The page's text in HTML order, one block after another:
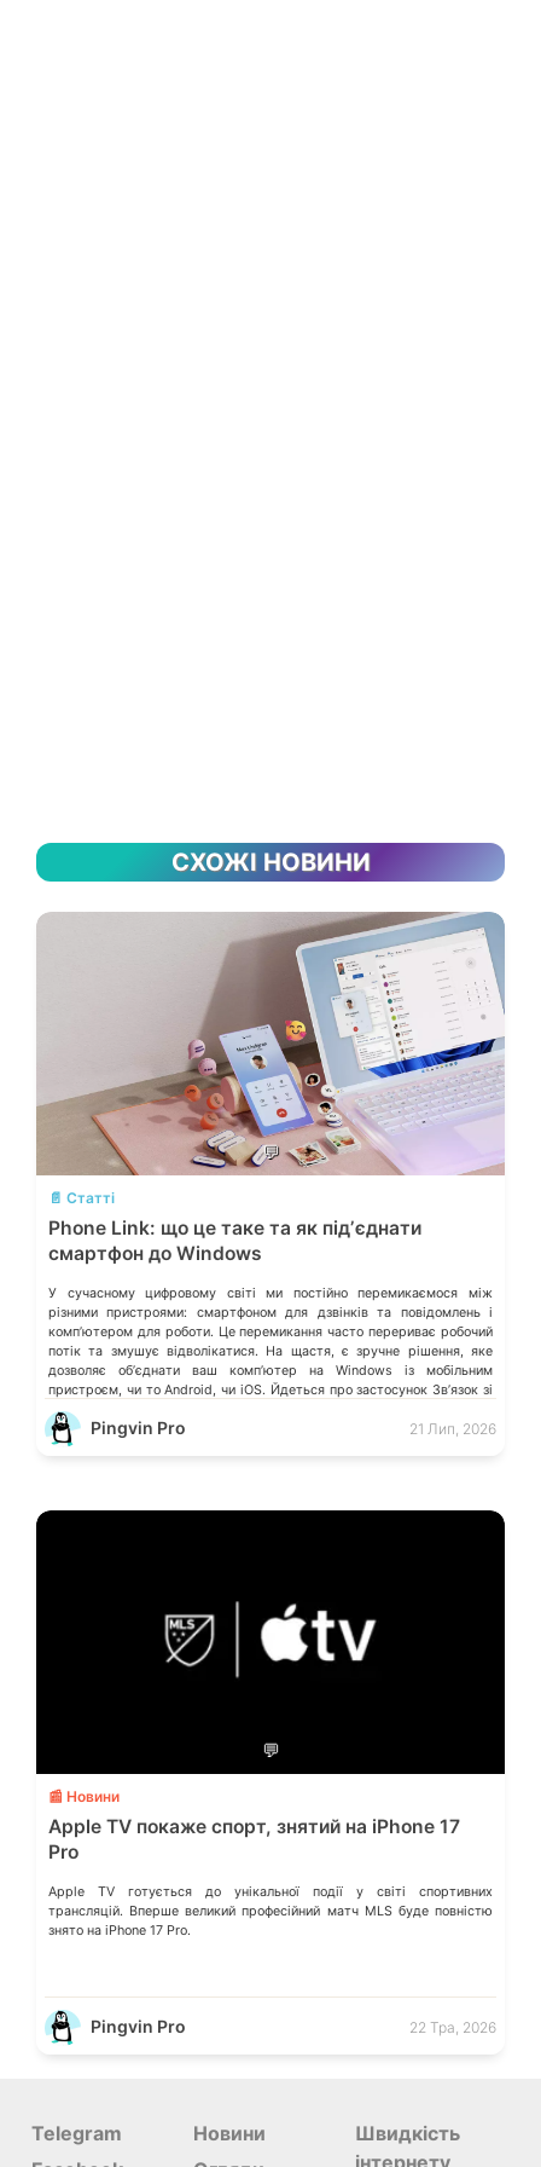
СХОЖІ НОВИНИ
💬
📄 Статті
Phone Link: що це таке та як підʼєднати
смартфон до Windows
У сучасному цифровому світі ми постійно перемикаємося між
різними пристроями: смартфоном для дзвінків та повідомлень і
компʼютером для роботи. Це перемикання часто перериває робочий
потік та змушує відволікатися. На щастя, є зручне рішення, яке
дозволяє обʼєднати ваш компʼютер на Windows із мобільним
пристроєм, чи то Android, чи iOS. Йдеться про застосунок Звʼязок зі
смартфоном (Phone Link) від Microsoft, що перетворює ваш ПК на
своєрідний «міст» до функцій смартфона.
Pingvin Pro 21 Лип, 2026
💬
📰 Новини
Apple TV покаже спорт, знятий на iPhone 17
Pro
Apple TV готується до унікальної події у світі спортивних
трансляцій. Вперше великий професійний матч MLS буде повністю
знято на iPhone 17 Pro.
Pingvin Pro 22 Тра, 2026
Telegram
Новини
Швидкість
інтернету